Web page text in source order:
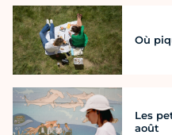
Où
Les
août